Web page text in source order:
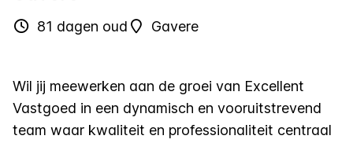
81 dagen oud Gavere
Wil jij meewerken aan de groei van Excellent
Vastgoed in een dynamisch en vooruitstrevend
team waar kwaliteit en professionaliteit centraal